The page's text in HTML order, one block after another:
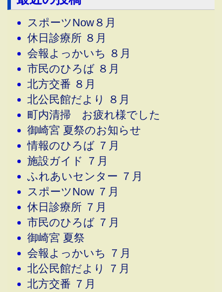
スポーツNow８月
休日診療所 ８月
会報よっかいち ８月
市民のひろば ８月
北方交番 ８月
北公民館だより ８月
町内清掃 お疲れ様でした
御崎宮 夏祭のお知らせ
情報のひろば ７月
施設ガイド ７月
ふれあいセンター ７月
スポーツNow ７月
休日診療所 ７月
市民のひろば ７月
御崎宮 夏祭
会報よっかいち ７月
北公民館だより ７月
北方交番 ７月